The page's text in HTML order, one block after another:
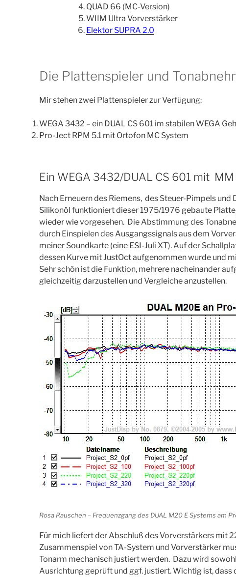
QUAD 66 (MC-Version)
WIIM Ultra Vorverstärker
Elektor SUPRA 2.0
Die Plattenspieler und
Mir stehen zwei Plattenspieler zur Verfügung:
WEGA 3432 – ein DUAL CS 601 im stabilen WEGA
Pro-Ject RPM 5.1 mit Ortofon MC System
Ein WEGA 3432/DUAL CS 601 mit
Nach Erneuern des Riemens, des Steuer-Pimpels
Silikonöl funktioniert dieser 1975/1976 gebaute
wieder wie vorgesehen. Die Abstimmung des
durch Einspielen des Ausgangssignals aus dem
meiner Soundkarte (eine ESI-Juli XT). Auf der
dessen Kurve mit JustOct aufgenommen wurde und
Sehr schön ist die Funktion, mehrere nacheinander
gleichzeitig darzustellen und Vergleiche anzustellen.
Rosa Rauschen – Frequenzgang des DUAL M20 E Systems am
Für mich liefert der Abschluß des Vorverstärkers mit
Zusammenspiel von TA-System und Vorverstärker
Tonarm mechanisch justiert werden. Dazu wird
Ausrichtung geprüft und ggf. justiert. Wichtig ist,